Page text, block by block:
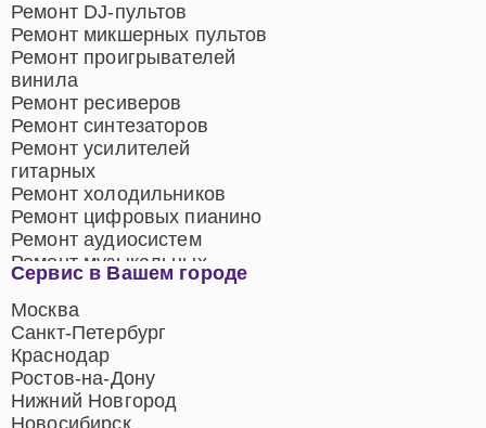
Сервис в Вашем городе
Москва
Санкт-Петербург
Краснодар
Ростов-на-Дону
Нижний Новгород
Новосибирск
Ремонт DJ-пультов
Ремонт микшерных пультов
Ремонт проигрывателей
винила
Ремонт ресиверов
Ремонт синтезаторов
Ремонт усилителей
гитарных
Ремонт холодильников
Ремонт цифровых пианино
Ремонт аудиосистем
Ремонт музыкальных
центров
Ремонт домашних
кинотеатров
Ремонт микрофонов
Ремонт акустических
систем